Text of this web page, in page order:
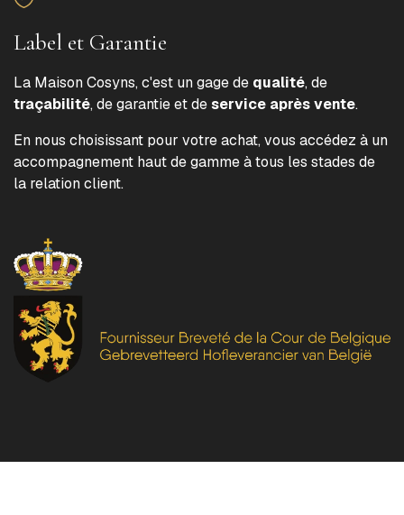
Label et Garantie
La Maison Cosyns, c'est un gage de qualité, de
traçabilité, de garantie et deservice après vente.
En nous choisissant pour votre achat, vous accédez à un
accompagnement haut de gamme à tous les stades de
la relation client.